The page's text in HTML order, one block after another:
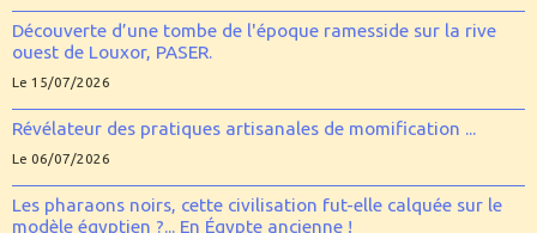
Découverte d’une tombe de l'époque ramesside sur la rive
ouest de Louxor, PASER.
Le 15/07/2026
Révélateur des pratiques artisanales de momification ...
Le 06/07/2026
Les pharaons noirs, cette civilisation fut-elle calquée sur le
modèle égyptien ?... En Égypte ancienne !